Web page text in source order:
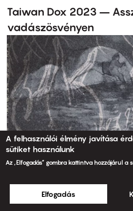
Taiwan Dox 2023 –
vadászösvényen
A felhasználói élmény javítása
sütiket használunk
Az „Elfogadás” gombra kattintva hozzájárul a
Elfogadás